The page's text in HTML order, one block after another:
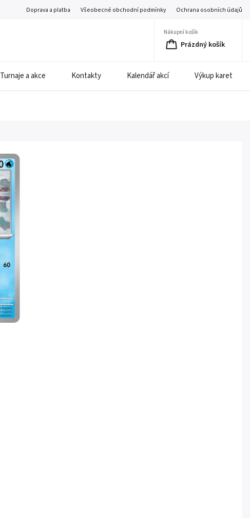
Doprava a platba Všeobecné obchodní podmínky Ochrana osobních údajů
Nákupní košík
Prázdný košík
Turnaje a akce Kontakty Kalendář akcí Výkup karet